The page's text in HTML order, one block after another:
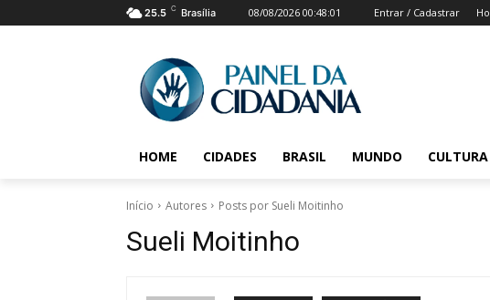
25.5 C Brasília 08/08/2026 00:48:01 Entrar / Cadastrar
HOME CIDADES BRASIL MUNDO CULTURA
Início Autores Posts por Sueli Moitinho
Sueli Moitinho